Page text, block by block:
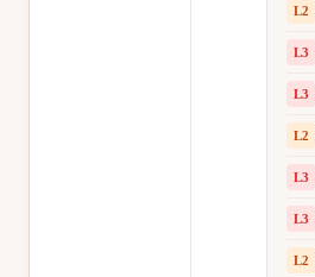
L2
L3
L3
L2
L3
L3
L2